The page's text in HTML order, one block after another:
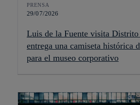
PRENSA
29/07/2026
Luis de la Fuente visita
entrega una camiseta histórica
para el museo corporativo